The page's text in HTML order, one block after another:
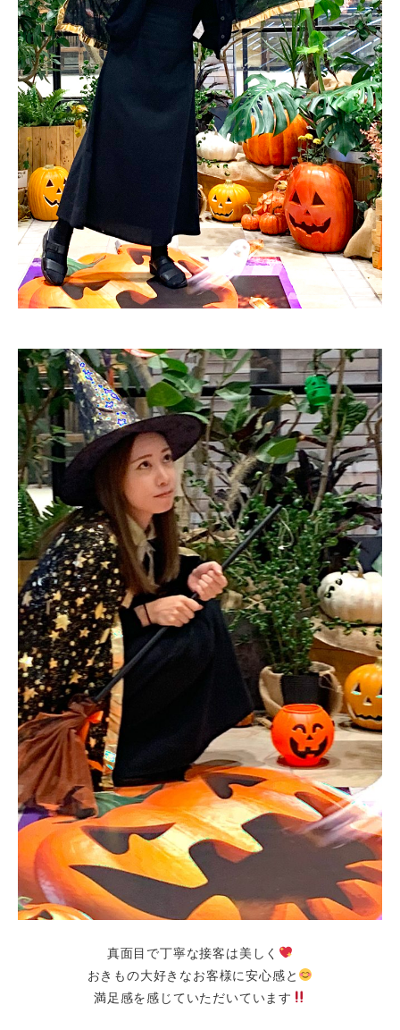
真面目で丁寧な接客は美しく
おきもの大好きなお客様に安心感と
満足感を感じていただいています